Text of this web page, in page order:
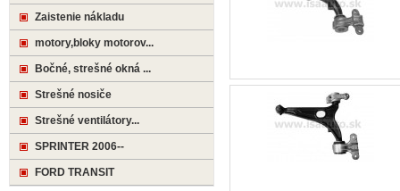
Zaistenie nákladu
motory,bloky motorov...
Bočné, strešné okná ...
Strešné nosiče
Strešné ventilátory...
SPRINTER 2006--
FORD TRANSIT